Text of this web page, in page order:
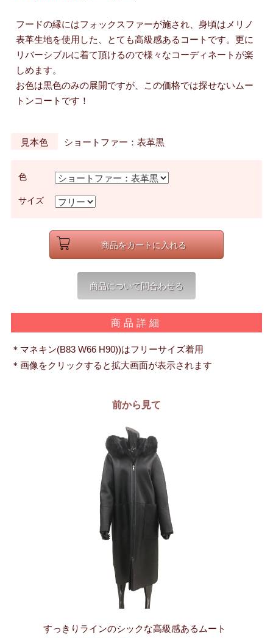
フードの縁にはフォックスファーが施され、身頃はメリノ
表革生地を使用した、とても高級感あるコートです。更に
リバーシブルに着て頂けるので様々なコーディネートが楽
しめます。
お色は黒色のみの展開ですが、この価格では探せないムー
トンコートです！
見本色 ショートファー：表革黒
色
サイズ
商品詳細
＊マネキン(B83 W66 H90))はフリーサイズ着用
＊画像をクリックすると拡大画面が表示されます
前から見て
すっきりラインのシックな高級感あるムート